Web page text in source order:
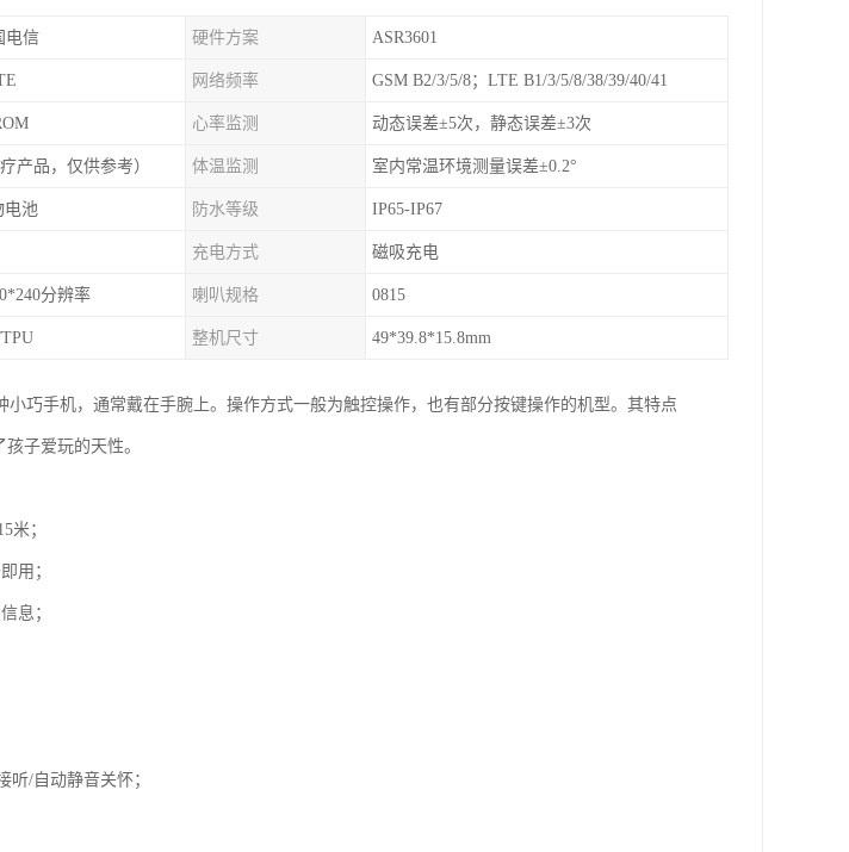
电信 硬件方案 ASR3601
网络频率 GSM B2/3/5/8；LTE B1/3/5/8/38/39/40/41
心率监测 动态误差±5次，静态误差±3次
产品，仅供参考） 体温监测 室内常温环境测量误差±0.2°
电池 防水等级 IP65-IP67
充电方式 磁吸充电
分辨率 喇叭规格 0815
整机尺寸 49*39.8*15.8mm
巧手机，通常戴在手腕上。操作方式一般为触控操作，也有部分按键操作的机型。其特点
子爱玩的天性。
米；
用；
息；
听/自动静音关怀；